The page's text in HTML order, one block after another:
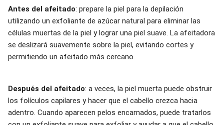
Antes del afeitado: prepare la piel para la depilación
utilizando un exfoliante de azúcar natural para eliminar las
células muertas de la piel y lograr una piel suave. La afeitadora
se deslizará suavemente sobre la piel, evitando cortes y
permitiendo un afeitado más cercano.
Después del afeitado: a veces, la piel muerta puede obstruir
los folículos capilares y hacer que el cabello crezca hacia
adentro. Cuando aparecen pelos encarnados, puede tratarlos